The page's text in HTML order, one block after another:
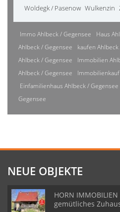
Woldegk / Pasenow Wulkenzin
Immo Ahlbeck / Gegensee Haus
Ahlbeck / Gegensee
kaufen
Ahlbeck / Gegensee
Immobilien
Ahlbeck / Gegensee
Einfamilienhaus Ahlbeck / Gegensee
Gegensee
NEUE OBJEKTE
HORN IMMOBILIEN
gemütliches